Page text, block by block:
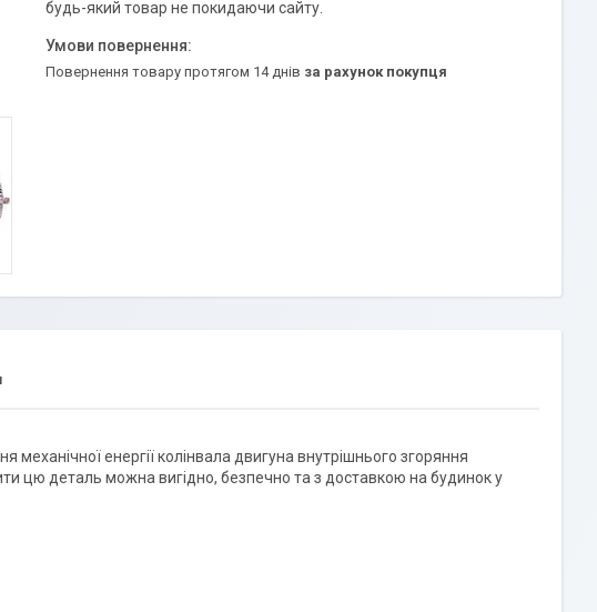
будь-який товар не покидаючи сайту.
повернення товару протягом 14 днів за рахунок покупця
енергії колінвала двигуна внутрішнього згоряння
цю деталь можна вигідно, безпечно та з доставкою на будинок у